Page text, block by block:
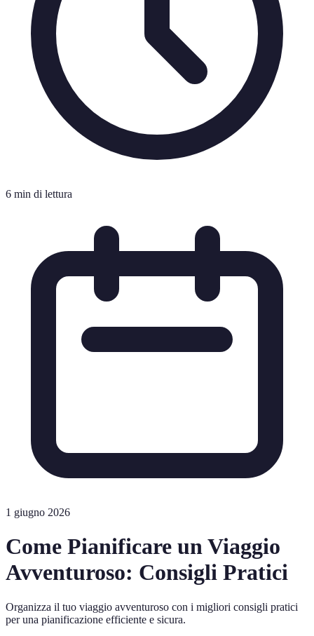
6 min di lettura
1 giugno 2026
Come Pianificare un Viaggio
Avventuroso: Consigli Pratici
Organizza il tuo viaggio avventuroso con i migliori consigli pratici
per una pianificazione efficiente e sicura.